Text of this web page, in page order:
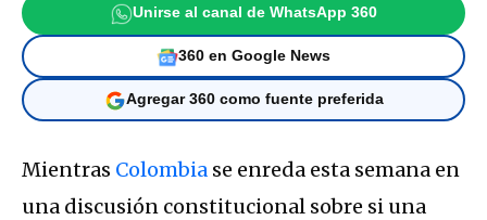
Unirse al canal de WhatsApp 360
360 en Google News
Agregar 360 como fuente preferida
Mientras Colombia se enreda esta semana en
una discusión constitucional sobre si una